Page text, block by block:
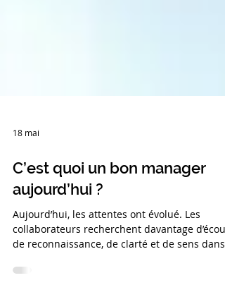
18 mai
C’est quoi un bon manager
aujourd’hui ?
Aujourd’hui, les attentes ont évolué. Les